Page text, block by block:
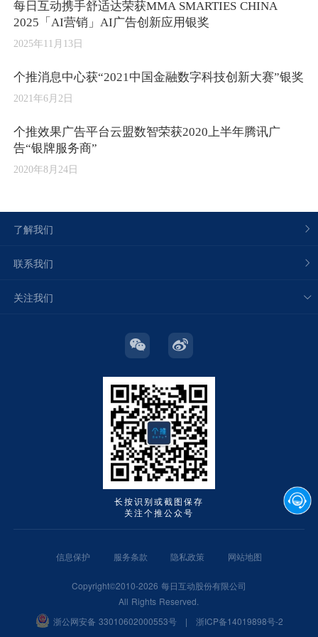
每日互动携手舒适达荣获MMA SMARTIES CHINA
2025「AI营销」AI广告创新应用银奖
2025年11月13日
个推消息中心获“2021中国金融数字科技创新大赛”银奖
2021年6月2日
个推效果广告平台云盟数智荣获2020上半年腾讯广
告“银牌服务商”
2020年8月24日
了解我们
联系我们
关注我们
长按识别或截图保存
关注个推公众号
信息保护 服务条款 隐私政策 网站地图
Copyright©2010-2026 每日互动股份有限公司
All Rights Reserved.
浙公网安备 33010602000553号
| 浙ICP备14019898号-2